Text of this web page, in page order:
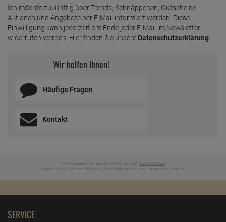
Ich möchte zukünftig über Trends, Schnäppchen, Gutscheine,
Aktionen und Angebote per E-Mail informiert werden. Diese
Einwilligung kann jederzeit am Ende jeder E-Mail im Newsletter
widerrufen werden. Hier finden Sie unsere Datenschutzerklärung.
Wir helfen Ihnen!
Häufige Fragen
Kontakt
* Preisangaben inkl. gesetzl. MwSt. und zzgl. Versandkosten
Ursprünglicher Preis des Händlers, Unverbindliche Preisempfehlung des Herstellers
SERVICE